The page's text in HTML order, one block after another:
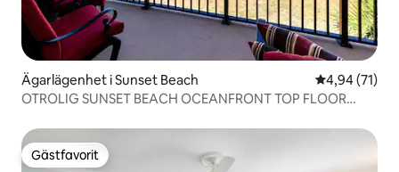
Ägarlägenhet i Sunset Beach 4,94 av 5 i
4,94 (71)
OTROLIG SUNSET BEACH OCEANFRONT TOP FLOOR
Gästfavorit
Gästfavorit